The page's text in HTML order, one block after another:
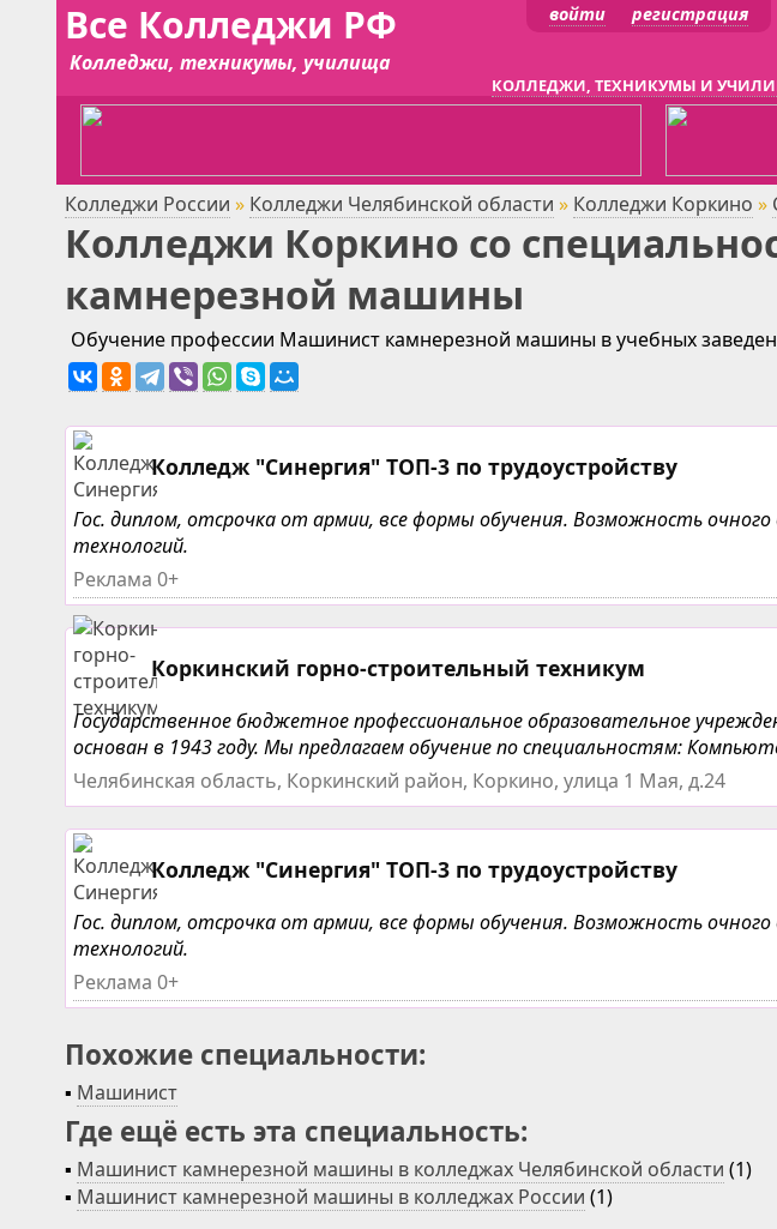
Все Колледжи РФ
Колледжи, техникумы, училища
войти регистрация
КОЛЛЕДЖИ, ТЕХНИКУМЫ И
Колледжи России » Колледжи Челябинской области » Колледжи Коркино »
Колледжи Коркино со
камнерезной машины
Обучение профессии Машинист камнерезной машины в учебных
Колледж "Синергия" ТОП-3 по трудоустройству
Гос. диплом, отсрочка от армии, все формы обучения. Возможность
технологий.
Реклама 0+
Коркинский горно-строительный техникум
Государственное бюджетное профессиональное образовательное
основан в 1943 году. Мы предлагаем обучение по специальностям:
Челябинская область, Коркинский район, Коркино, улица 1 Мая, д.24
Колледж "Синергия" ТОП-3 по трудоустройству
Гос. диплом, отсрочка от армии, все формы обучения. Возможность
технологий.
Реклама 0+
Похожие специальности:
▪ Машинист
Где ещё есть эта специальность:
▪ Машинист камнерезной машины в колледжах Челябинской области (1)
▪ Машинист камнерезной машины в колледжах России (1)